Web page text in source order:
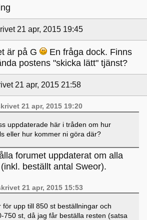
21 apr, 2015 19:45
är på G
En fråga dock. Finns
postens "skicka lätt" tjänst?
21 apr, 2015 21:58
21 apr, 2015 19:20
uppdaterade här i tråden om hur
eller hur kommer ni göra där?
forumet uppdaterat om alla
beställt antal Sweor).
21 apr, 2015 15:53
för upp till 850 st beställningar och
750 st, då jag får beställa resten (satsa